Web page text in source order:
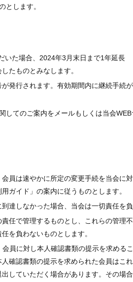
とします。
た場合、2024年3月末日まで1年延長
たものとみなします。
発行されます。有効期間内に継続手続
てのご案内をメールもしくは当会
員は速やかに所定の変更手続を当会に対
ガイド」の案内に従うものとします。
達しなかった場合、当会は一切責任を負
任で管理するものとし、これらの管理
を負わないものとします。
員に対し本人確認書類の提示を求める
確認書類の提示を求められた会員はこ
していただく場合があります。その場